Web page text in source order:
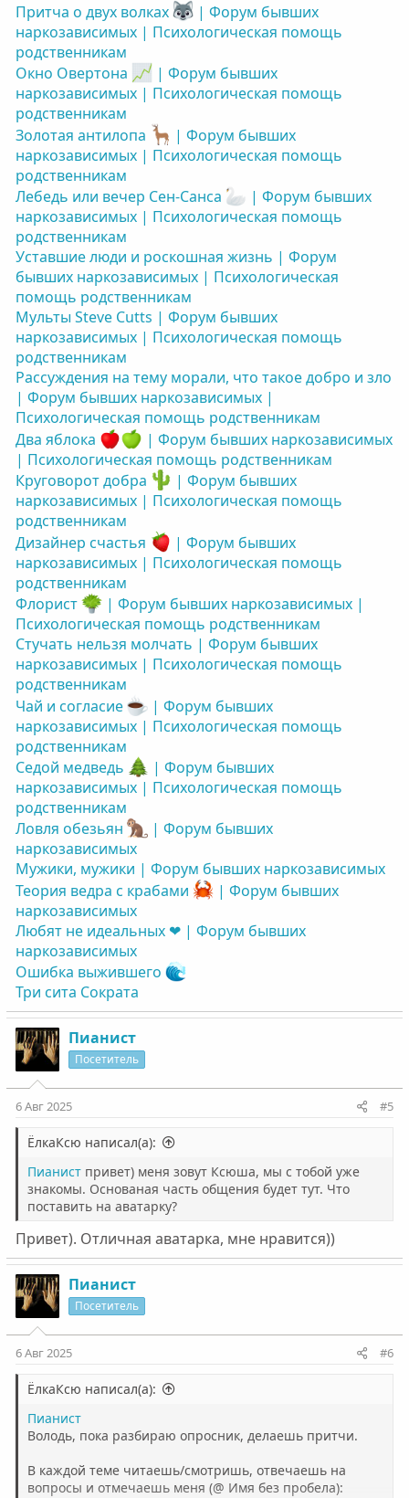
Притча о двух волках
| Форум бывших
наркозависимых | Психологическая помощь
родственникам
Окно Овертона
| Форум бывших
наркозависимых | Психологическая помощь
родственникам
Золотая антилопа
| Форум бывших
наркозависимых | Психологическая помощь
родственникам
Лебедь или вечер Сен-Санса
| Форум бывших
наркозависимых | Психологическая помощь
родственникам
Уставшие люди и роскошная жизнь | Форум
бывших наркозависимых | Психологическая
помощь родственникам
Мульты Steve Cutts | Форум бывших
наркозависимых | Психологическая помощь
родственникам
Рассуждения на тему морали, что такое добро и зло
| Форум бывших наркозависимых |
Психологическая помощь родственникам
Два яблока
| Форум бывших наркозависимых
| Психологическая помощь родственникам
Круговорот добра
| Форум бывших
наркозависимых | Психологическая помощь
родственникам
Дизайнер счастья
| Форум бывших
наркозависимых | Психологическая помощь
родственникам
Флорист
| Форум бывших наркозависимых |
Психологическая помощь родственникам
Стучать нельзя молчать | Форум бывших
наркозависимых | Психологическая помощь
родственникам
Чай и согласие
| Форум бывших
наркозависимых | Психологическая помощь
родственникам
Седой медведь
| Форум бывших
наркозависимых | Психологическая помощь
родственникам
Ловля обезьян
| Форум бывших
наркозависимых
Мужики, мужики | Форум бывших наркозависимых
Теория ведра с крабами
| Форум бывших
наркозависимых
Любят не идеальных ❤ | Форум бывших
наркозависимых
Ошибка выжившего
Три сита Сократа
Пианист
Посетитель
6 Авг 2025 #5
ЁлкаКсю написал(а):
Пианистпривет) меня зовут Ксюша, мы с тобой уже
знакомы. Основаная часть общения будет тут. Что
поставить на аватарку?
Привет). Отличная аватарка, мне нравится))
Пианист
Посетитель
6 Авг 2025 #6
ЁлкаКсю написал(а):
Пианист
Володь, пока разбираю опросник, делаешь притчи.
В каждой теме читаешь/смотришь, отвечаешь на
вопросы и отмечаешь меня (@ Имя без пробела):